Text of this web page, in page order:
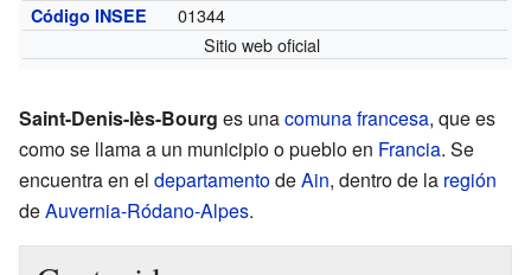
Código INSEE
01344
Sitio web oficial
Saint-Denis-lès-Bourg es unacomuna francesa, que es
como se llama a un municipio o pueblo en Francia. Se
encuentra en el departamentodeAin, dentro de la región
deAuvernia-Ródano-Alpes.